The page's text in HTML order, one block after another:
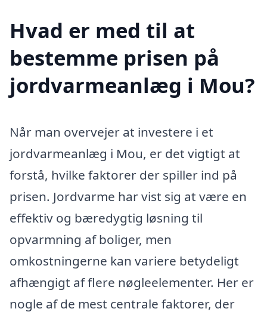
Hvad er med til at
bestemme prisen på
jordvarmeanlæg i Mou?
Når man overvejer at investere i et
jordvarmeanlæg i Mou, er det vigtigt at
forstå, hvilke faktorer der spiller ind på
prisen. Jordvarme har vist sig at være en
effektiv og bæredygtig løsning til
opvarmning af boliger, men
omkostningerne kan variere betydeligt
afhængigt af flere nøgleelementer. Her er
nogle af de mest centrale faktorer, der